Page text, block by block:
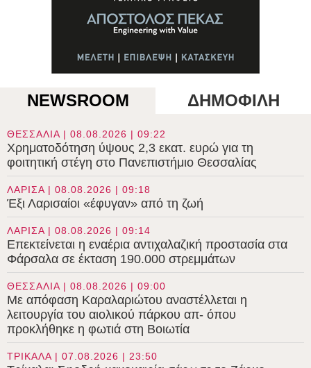
NEWSROOM ΔΗΜΟΦΙΛΗ
ΘΕΣΣΑΛΙΑ | 08.08.2026 | 09:22
Χρηματοδότηση ύψους 2,3 εκατ. ευρώ για τη
φοιτητική στέγη στο Πανεπιστήμιο Θεσσαλίας
ΛΑΡΙΣΑ | 08.08.2026 | 09:18
Έξι Λαρισαίοι «έφυγαν» από τη ζωή
ΛΑΡΙΣΑ | 08.08.2026 | 09:14
Επεκτείνεται η εναέρια αντιχαλαζική προστασία στα
Φάρσαλα σε έκταση 190.000 στρεμμάτων
ΘΕΣΣΑΛΙΑ | 08.08.2026 | 09:00
Με απόφαση Καραλαριώτου αναστέλλεται η
λειτουργία του αιολικού πάρκου απ- όπου
προκλήθηκε η φωτιά στη Βοιωτία
ΤΡΙΚΑΛΑ | 07.08.2026 | 23:50